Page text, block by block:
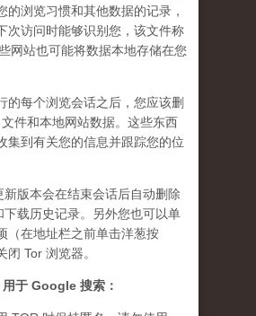
的浏览习惯和其他数据的记录，
次访问时能够识别您，该文件称
网站也可能将数据本地存储在您
的每个浏览会话之后，您应该删
件和本地网站数据。这些东西
集到有关您的信息并跟踪您的位
新版本会在结束会话后自动删除
下载历史记录。另外您也可以单
（在地址栏之前单击洋葱按
闭 Tor 浏览器。
于 Google 搜索：